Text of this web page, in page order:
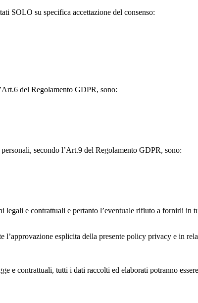
SOLO su specifica accettazione del consenso:
del Regolamento GDPR, sono:
secondo l’Art.9 del Regolamento GDPR, sono:
e contrattuali e pertanto l’eventuale rifiuto a fornirli in
esplicita della presente policy privacy e in
e contrattuali, tutti i dati raccolti ed elaborati potranno